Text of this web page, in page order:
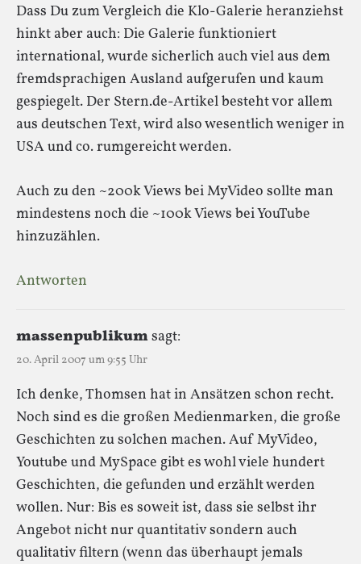
Dass Du zum Vergleich die Klo-Galerie heranziehst
hinkt aber auch: Die Galerie funktioniert
international, wurde sicherlich auch viel aus dem
fremdsprachigen Ausland aufgerufen und kaum
gespiegelt. Der Stern.de-Artikel besteht vor allem
aus deutschen Text, wird also wesentlich weniger in
USA und co. rumgereicht werden.
Auch zu den ~200k Views bei MyVideo sollte man
mindestens noch die ~100k Views bei YouTube
hinzuzählen.
Antworten
massenpublikumsagt:
20. April 2007 um 9:55 Uhr
Ich denke, Thomsen hat in Ansätzen schon recht.
Noch sind es die großen Medienmarken, die große
Geschichten zu solchen machen. Auf MyVideo,
Youtube und MySpace gibt es wohl viele hundert
Geschichten, die gefunden und erzählt werden
wollen. Nur: Bis es soweit ist, dass sie selbst ihr
Angebot nicht nur quantitativ sondern auch
qualitativ filtern (wenn das überhaupt jemals